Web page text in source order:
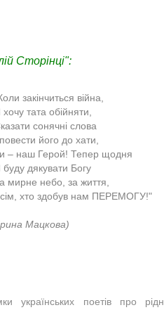
Сторінці":
закінчиться війна,
хочу тата обійняти,
сонячні слова
повести його до хати,
– наш Герой! Тепер щодня
буду дякувати Богу
мирне небо, за життя,
хто здобув нам ПЕРЕМОГУ!"
Мацкова)​
українських поетів про